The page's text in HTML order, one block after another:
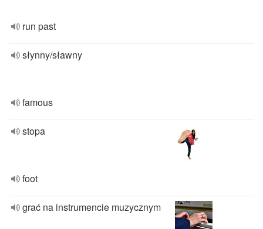
run past
słynny/sławny
famous
stopa
foot
grać na instrumencie muzycznym